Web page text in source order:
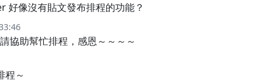
好像沒有貼文發布排程的功能？
協助幫忙排程，感恩～～～～
程～